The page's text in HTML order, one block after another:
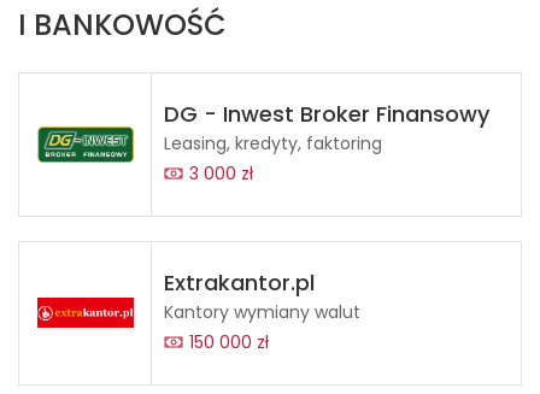
I BANKOWOŚĆ
DG - Inwest Broker Finansowy
Leasing, kredyty, faktoring
3 000 zł
Extrakantor.pl
Kantory wymiany walut
150 000 zł